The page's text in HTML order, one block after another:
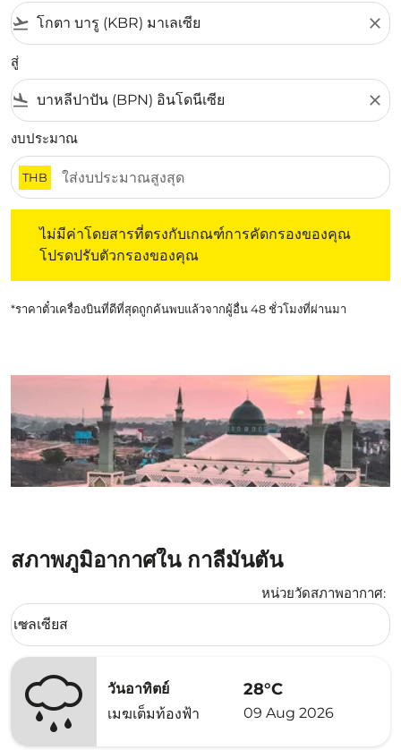
flight_takeoff close
สู่
flight_land close
งบประมาณ
THB
ไม่มีค่าโดยสารที่ตรงกับเกณฑ์การคัดกรองของคุณ
โปรดปรับตัวกรองของคุณ
*ราคาตั๋วเครื่องบินที่ดีที่สุดถูกค้นพบแล้วจากผู้อื่น 48 ชั่วโมงที่ผ่านมา
สภาพภูมิอากาศใน กาลีมันตัน
หน่วยวัดสภาพอากาศ:
Weather unit option เซลเซียส Selected
เซลเซียส
keyboard_arrow_down
วันอาทิตย์
เมฆเต็มท้องฟ้า
28°C
09 Aug 2026